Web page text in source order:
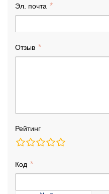
Эл. почта
Отзыв
Рейтинг
Код